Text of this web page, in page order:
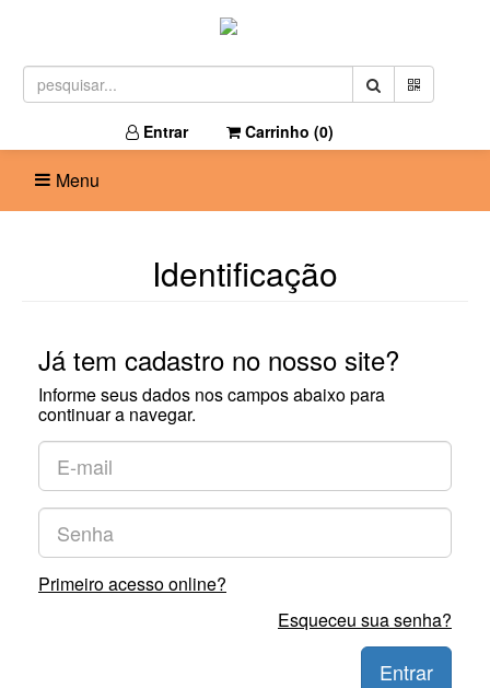
Entrar Carrinho (0)
Menu
Identificação
Já tem cadastro no nosso site?
Informe seus dados nos campos abaixo para
continuar a navegar.
Primeiro acesso online?
Esqueceu sua senha?
Entrar